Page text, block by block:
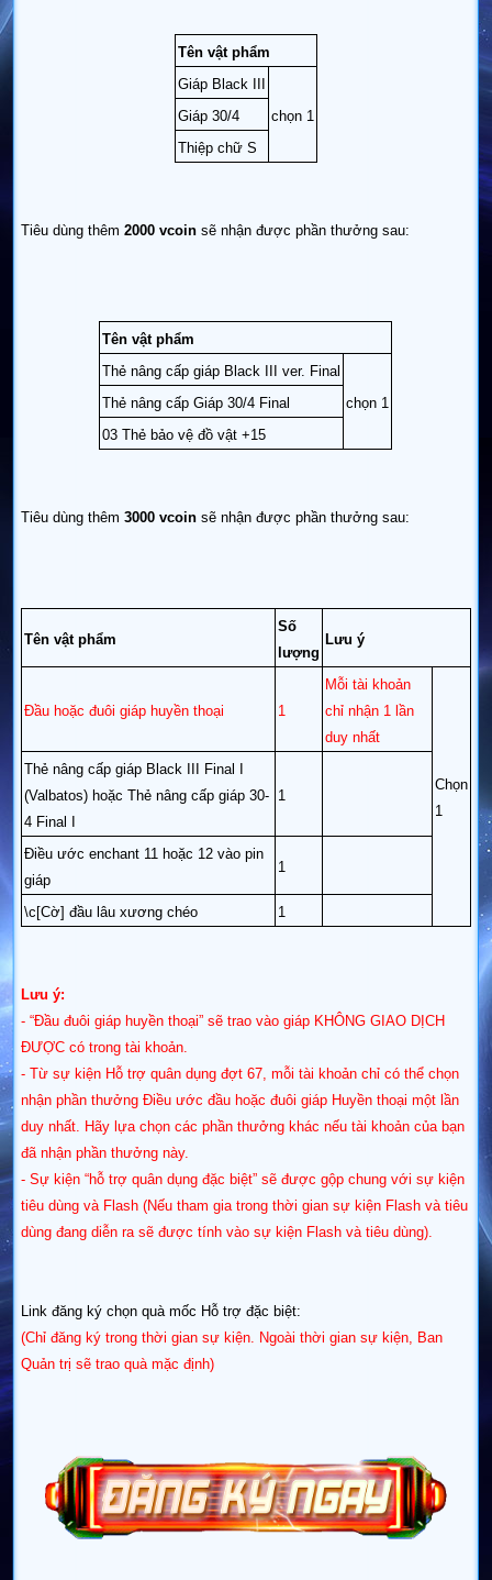
Tên vật phẩm
Giáp Black III
chọn 1
Giáp 30/4
Thiệp chữ S
Tiêu dùng thêm 2000 vcoinsẽ nhận được phần thưởng sau:
Tên vật phẩm
Thẻ nâng cấp giáp Black III ver. Final
chọn 1
Thẻ nâng cấp Giáp 30/4 Final
03 Thẻ bảo vệ đồ vật +15
Tiêu dùng thêm 3000 vcoinsẽ nhận được phần thưởng sau:
Tên vật phẩm
Số
lượng
Lưu ý
Đầu hoặc đuôi giáp huyền thoại 1
Mỗi tài khoản
chỉ nhận 1 lần
duy nhất
Chọn
1
Thẻ nâng cấp giáp Black III Final I
(Valbatos) hoặc Thẻ nâng cấp giáp 30-
4 Final I
1
Điều ước enchant 11 hoặc 12 vào pin
giáp
1
\c[Cờ] đầu lâu xương chéo 1
Lưu ý:
- “Đầu đuôi giáp huyền thoại” sẽ trao vào giáp KHÔNG GIAO DỊCH
ĐƯỢC có trong tài khoản.
- Từ sự kiện Hỗ trợ quân dụng đợt 67, mỗi tài khoản chỉ có thể chọn
nhận phần thưởng Điều ước đầu hoặc đuôi giáp Huyền thoại một lần
duy nhất. Hãy lựa chọn các phần thưởng khác nếu tài khoản của bạn
đã nhận phần thưởng này.
- Sự kiện “hỗ trợ quân dụng đặc biệt” sẽ được gộp chung với sự kiện
tiêu dùng và Flash (Nếu tham gia trong thời gian sự kiện Flash và tiêu
dùng đang diễn ra sẽ được tính vào sự kiện Flash và tiêu dùng).
​Link đăng ký chọn quà mốc Hỗ trợ đặc biệt:
(Chỉ đăng ký trong thời gian sự kiện. Ngoài thời gian sự kiện, Ban
Quản trị sẽ trao quà mặc định)